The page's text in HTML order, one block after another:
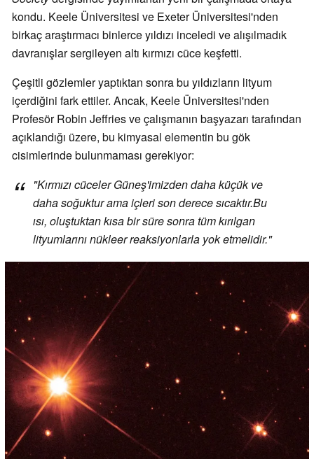
kondu. Keele Üniversitesi ve Exeter Üniversitesi'nden
birkaç araştırmacı binlerce yıldızı inceledi ve alışılmadık
davranışlar sergileyen altı kırmızı cüce keşfetti.
Çeşitli gözlemler yaptıktan sonra bu yıldızların lityum
içerdiğini fark ettiler. Ancak, Keele Üniversitesi'nden
Profesör Robin Jeffries ve çalışmanın başyazarı tarafından
açıklandığı üzere, bu kimyasal elementin bu gök
cisimlerinde bulunmaması gerekiyor:
"Kırmızı cüceler Güneş'imizden daha küçük ve
daha soğuktur ama içleri son derece sıcaktır.Bu
ısı, oluştuktan kısa bir süre sonra tüm kırılgan
lityumlarını nükleer reaksiyonlarla yok etmelidir."